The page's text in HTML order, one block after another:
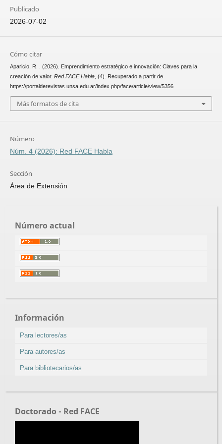
Publicado
2026-07-02
Cómo citar
Aparicio, R. . (2026). Emprendimiento estratégico e innovación: Claves para la
creación de valor. Red FACE Habla, (4). Recuperado a partir de
https://portalderevistas.unsa.edu.ar/index.php/face/article/view/5356
Más formatos de cita
Número
Núm. 4 (2026): Red FACE Habla
Sección
Área de Extensión
Número actual
Información
Para lectores/as
Para autores/as
Para bibliotecarios/as
Doctorado - Red FACE